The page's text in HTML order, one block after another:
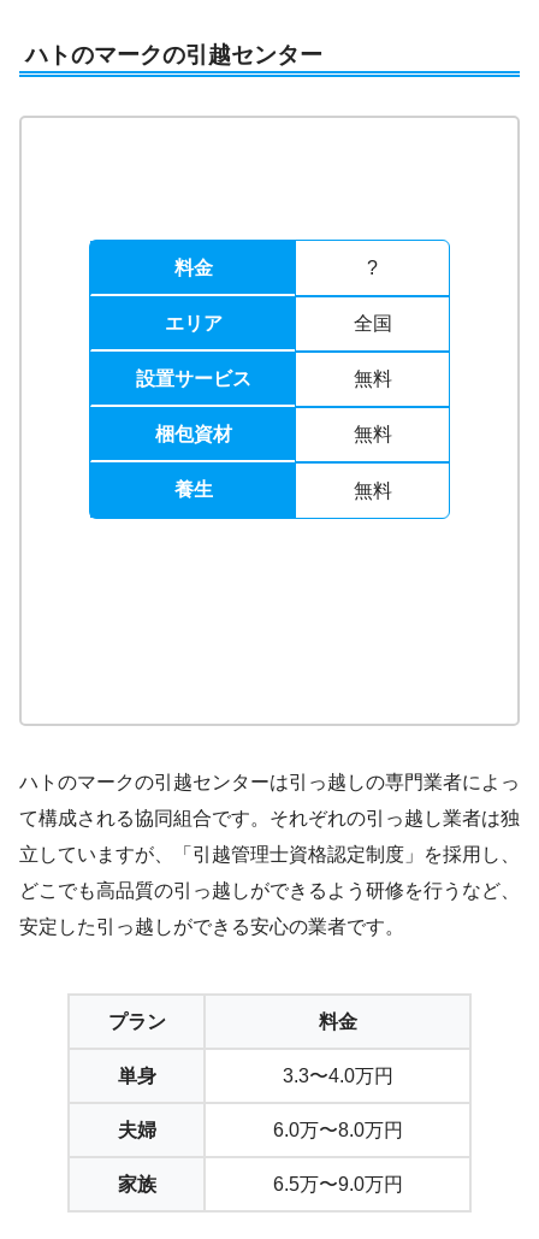
ハトのマークの引越センター
料金 ?
エリア 全国
設置サービス 無料
梱包資材 無料
養生 無料
ハトのマークの引越センターは引っ越しの専門業者によっ
て構成される協同組合です。それぞれの引っ越し業者は独
立していますが、「引越管理士資格認定制度」を採用し、
どこでも高品質の引っ越しができるよう研修を行うなど、
安定した引っ越しができる安心の業者です。
プラン 料金
単身 3.3〜4.0万円
夫婦 6.0万〜8.0万円
家族 6.5万〜9.0万円